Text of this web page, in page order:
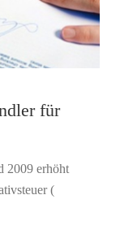
für
2009 erhöht
(